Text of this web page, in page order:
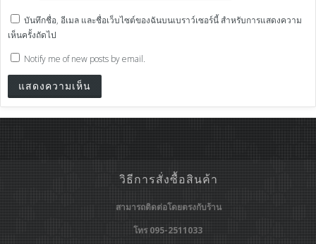
บันทึกชื่อ, อีเมล และชื่อเว็บไซต์ของฉันบนเบราว์เซอร์นี้ สำหรับการแสดงความ
เห็นครั้งถัดไป
Notify me of new posts by email.
วิธีการสั่งซื้อสินค้า
สามารถติดต่อโดยตรงกับร้าน
โทร 095-2511033